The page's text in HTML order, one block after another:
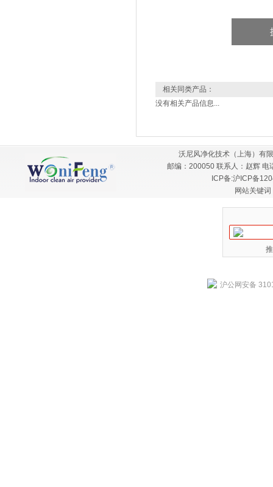
相关同类产品：
没有相关产品信息...
沃尼风净化技术（上海）有
邮编：200050 联系人：赵辉
ICP备:沪ICP备
网站关键
沪公网安备